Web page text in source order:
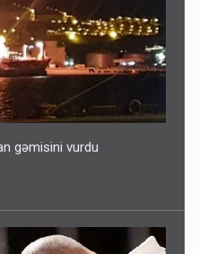
detalları açıqladı
gəmisini vurdu